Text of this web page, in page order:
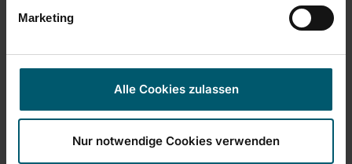
Marketing
Alle Cookies zulassen
Nur notwendige Cookies verwenden
Mug isotherme Flip 600 ml noir